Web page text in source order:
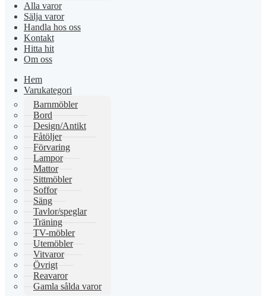
Alla varor
Sälja varor
Handla hos oss
Kontakt
Hitta hit
Om oss
Hem
Varukategori
Barnmöbler
Bord
Design/Antikt
Fåtöljer
Förvaring
Lampor
Mattor
Sittmöbler
Soffor
Säng
Tavlor/speglar
Träning
TV-möbler
Utemöbler
Vitvaror
Övrigt
Reavaror
Gamla sålda varor